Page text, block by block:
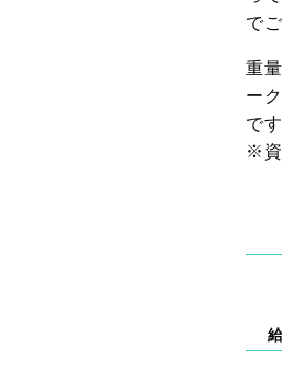
で
重
ー
です
※資